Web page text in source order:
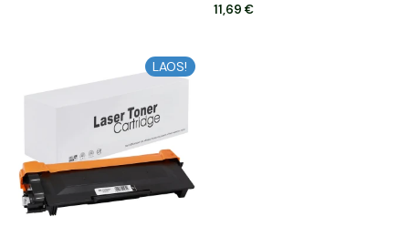
11,69 €
LAOS!